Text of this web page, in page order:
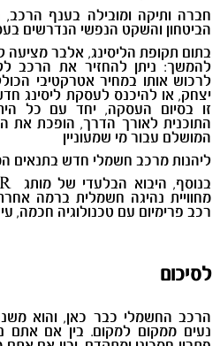
חברה ותיקה ומובילה בענף
הביטחון והשקט הנפשי הנדרשים
בתום תקופת הליסינג, אלבר מציעה
להמשך: ניתן להחזיר את הרכב
יצחק, או להיכנס לעסקת ליסינג
זו בסיום העסקה, יחד עם כל
התוכנית לאורך הדרך, הופכת את
המושלם עבור מי שמעוניין
ליהנות מרכב חשמלי חדש בתנאים
בנוסף, היבוא הבלעדי של מותג
מחוויית נהיגה חשמלית ברמה
רכב פרימיום עם טכנולוגיה חכמה,
לסיכום
הרכב החשמלי כבר כאן, והוא
נעים ממקום למקום. בין אם אתם